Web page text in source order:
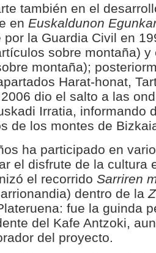
también en el
en Euskaldunon
por la Guardia Civil en
sobre montaña)
montaña);
Harat-honat,
dio el salto a las
Irratia, informando
de los montes de
ha participado en
el disfrute de la cultura
el recorrido Sarriren
dentro de la
fue la guinda
del Kafe Antzoki,
del proyecto.